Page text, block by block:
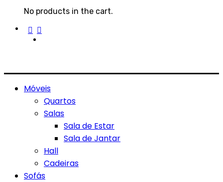
No products in the cart.
Móveis
Quartos
Salas
Sala de Estar
Sala de Jantar
Hall
Cadeiras
Sofás